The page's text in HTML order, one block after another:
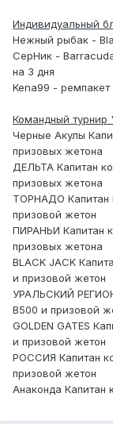
Индивидуальный
Нежный рыбак -
СерНик -
на 3 дня
Kena99 - ремпакет
Командный турнир
Черные Акулы
призовых жетона
ДЕЛЬТА Капитан
призовых жетона
ТОРНАДО Капитан
призовой жетон
ПИРАНЬИ Капитан
призовых жетона
BLACK JACK
и призовой жетон
УРАЛЬСКИЙ
B500 и призовой
GOLDEN GATES
и призовой жетон
РОССИЯ Капитан
призовой жетон
Анаконда Капитан